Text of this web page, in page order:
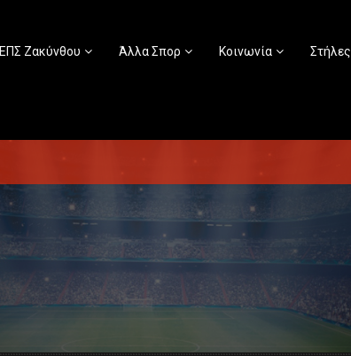
ΕΠΣ Ζακύνθου Άλλα Σπορ Κοινωνία Στήλες